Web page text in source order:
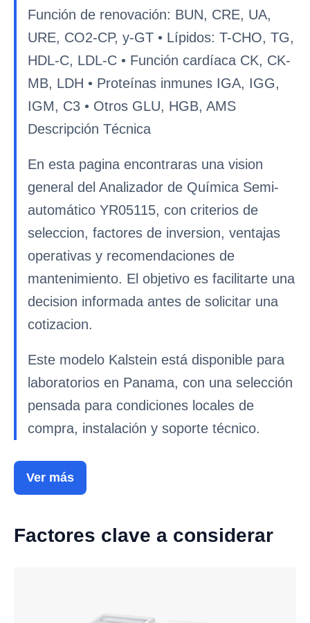
Función de renovación: BUN, CRE, UA,
URE, CO2-CP, y-GT • Lípidos: T-CHO, TG,
HDL-C, LDL-C • Función cardíaca CK, CK-
MB, LDH • Proteínas inmunes IGA, IGG,
IGM, C3 • Otros GLU, HGB, AMS
Descripción Técnica
En esta pagina encontraras una vision
general del Analizador de Química Semi-
automático YR05115, con criterios de
seleccion, factores de inversion, ventajas
operativas y recomendaciones de
mantenimiento. El objetivo es facilitarte una
decision informada antes de solicitar una
cotizacion.
Este modelo Kalstein está disponible para
laboratorios en Panama, con una selección
pensada para condiciones locales de
compra, instalación y soporte técnico.
Ver más
Factores clave a considerar